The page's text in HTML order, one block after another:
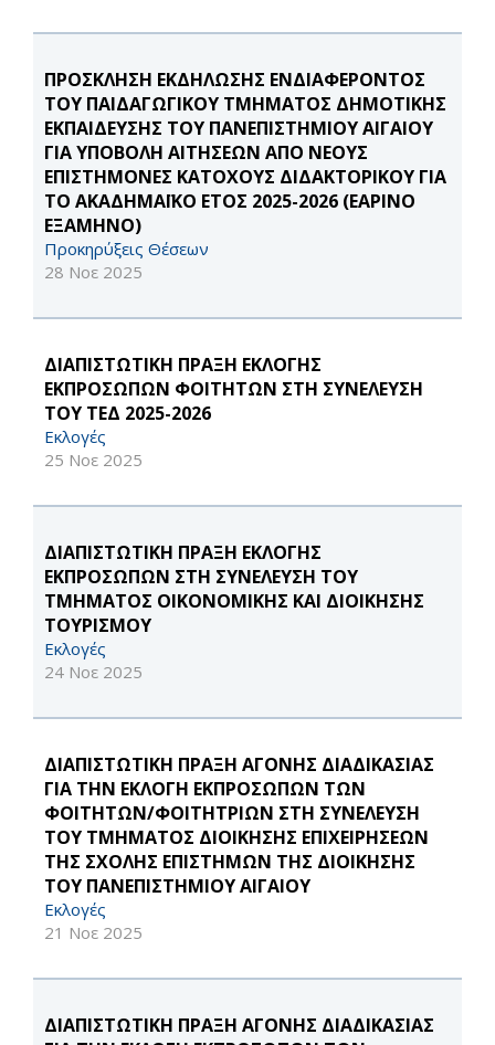
ΠΡΟΣΚΛΗΣΗ ΕΚΔΗΛΩΣΗΣ ΕΝΔΙΑΦΕΡΟΝΤΟΣ
ΤΟΥ ΠΑΙΔΑΓΩΓΙΚΟΥ ΤΜΗΜΑΤΟΣ ΔΗΜΟΤΙΚΗΣ
ΕΚΠΑΙΔΕΥΣΗΣ ΤΟΥ ΠΑΝΕΠΙΣΤΗΜΙΟΥ ΑΙΓΑΙΟΥ
ΓΙΑ ΥΠΟΒΟΛΗ ΑΙΤΗΣΕΩΝ ΑΠΟ ΝΕΟΥΣ
ΕΠΙΣΤΗΜΟΝΕΣ ΚΑΤΟΧΟΥΣ ΔΙΔΑΚΤΟΡΙΚΟΥ ΓΙΑ
ΤΟ ΑΚΑΔΗΜΑΪΚΟ ΕΤΟΣ 2025-2026 (ΕΑΡΙΝΟ
ΕΞΑΜΗΝΟ)
Προκηρύξεις Θέσεων
28 Νοε 2025
ΔΙΑΠΙΣΤΩΤΙΚΗ ΠΡΑΞΗ ΕΚΛΟΓΗΣ
ΕΚΠΡΟΣΩΠΩΝ ΦΟΙΤΗΤΩΝ ΣΤΗ ΣΥΝΕΛΕΥΣΗ
ΤΟΥ ΤΕΔ 2025-2026
Εκλογές
25 Νοε 2025
ΔΙΑΠΙΣΤΩΤΙΚΗ ΠΡΑΞΗ ΕΚΛΟΓΗΣ
ΕΚΠΡΟΣΩΠΩΝ ΣΤΗ ΣΥΝΕΛΕΥΣΗ ΤΟΥ
ΤΜΗΜΑΤΟΣ ΟΙΚΟΝΟΜΙΚΗΣ ΚΑΙ ΔΙΟΙΚΗΣΗΣ
ΤΟΥΡΙΣΜΟΥ
Εκλογές
24 Νοε 2025
ΔΙΑΠΙΣΤΩΤΙΚΗ ΠΡΑΞΗ ΑΓΟΝΗΣ ΔΙΑΔΙΚΑΣΙΑΣ
ΓΙΑ ΤΗΝ ΕΚΛΟΓΗ ΕΚΠΡΟΣΩΠΩΝ ΤΩΝ
ΦΟΙΤΗΤΩΝ/ΦΟΙΤΗΤΡΙΩΝ ΣΤΗ ΣΥΝΕΛΕΥΣΗ
ΤΟΥ ΤΜΗΜΑΤΟΣ ΔΙΟΙΚΗΣΗΣ ΕΠΙΧΕΙΡΗΣΕΩΝ
ΤΗΣ ΣΧΟΛΗΣ ΕΠΙΣΤΗΜΩΝ ΤΗΣ ΔΙΟΙΚΗΣΗΣ
ΤΟΥ ΠΑΝΕΠΙΣΤΗΜΙΟΥ ΑΙΓΑΙΟΥ
Εκλογές
21 Νοε 2025
ΔΙΑΠΙΣΤΩΤΙΚΗ ΠΡΑΞΗ ΑΓΟΝΗΣ ΔΙΑΔΙΚΑΣΙΑΣ